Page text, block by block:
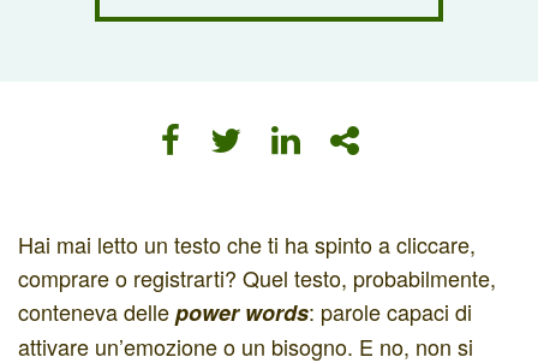
Hai mai letto un testo che ti ha spinto a cliccare,
comprare o registrarti? Quel testo, probabilmente,
conteneva dellepower words: parole capaci di
attivare un’emozione o un bisogno. E no, non si